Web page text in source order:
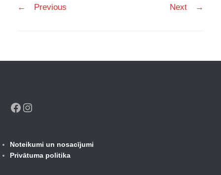
navigation
← Previous Next →
Facebook
Noteikumi un nosacījumi
Privātuma politika